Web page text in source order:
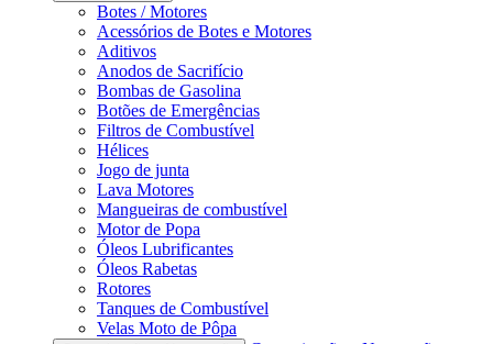
Botes / Motores
Acessórios de Botes e Motores
Aditivos
Anodos de Sacrifício
Bombas de Gasolina
Botões de Emergências
Filtros de Combustível
Hélices
Jogo de junta
Lava Motores
Mangueiras de combustível
Motor de Popa
Óleos Lubrificantes
Óleos Rabetas
Rotores
Tanques de Combustível
Velas Moto de Pôpa